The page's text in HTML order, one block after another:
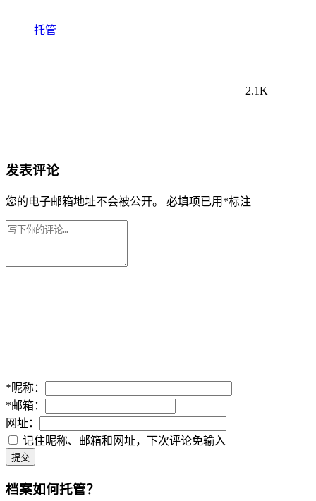
托管
2.1K
发表评论
您的电子邮箱地址不会被公开。 必填项已用 *标注
*昵称：
*邮箱：
网址：
记住昵称、邮箱和网址，下次评论免输入
提交
档案如何托管？